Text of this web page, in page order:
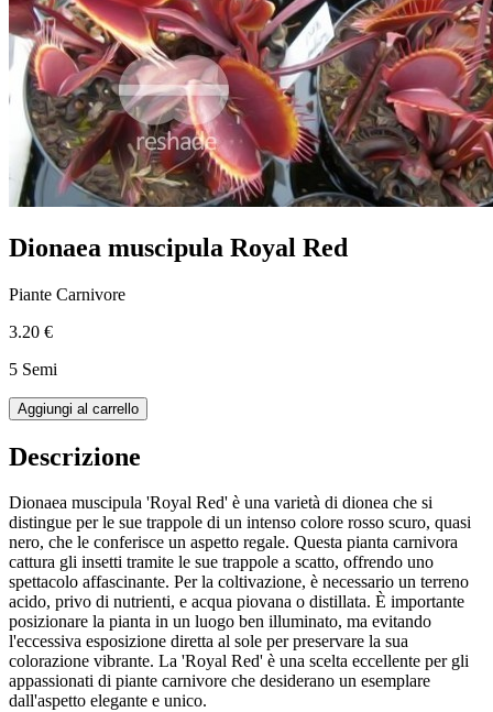
Dionaea muscipula Royal Red
Piante Carnivore
3.20 €
5 Semi
Aggiungi al carrello
Descrizione
Dionaea muscipula 'Royal Red' è una varietà di dionea che si
distingue per le sue trappole di un intenso colore rosso scuro, quasi
nero, che le conferisce un aspetto regale. Questa pianta carnivora
cattura gli insetti tramite le sue trappole a scatto, offrendo uno
spettacolo affascinante. Per la coltivazione, è necessario un terreno
acido, privo di nutrienti, e acqua piovana o distillata. È importante
posizionare la pianta in un luogo ben illuminato, ma evitando
l'eccessiva esposizione diretta al sole per preservare la sua
colorazione vibrante. La 'Royal Red' è una scelta eccellente per gli
appassionati di piante carnivore che desiderano un esemplare
dall'aspetto elegante e unico.